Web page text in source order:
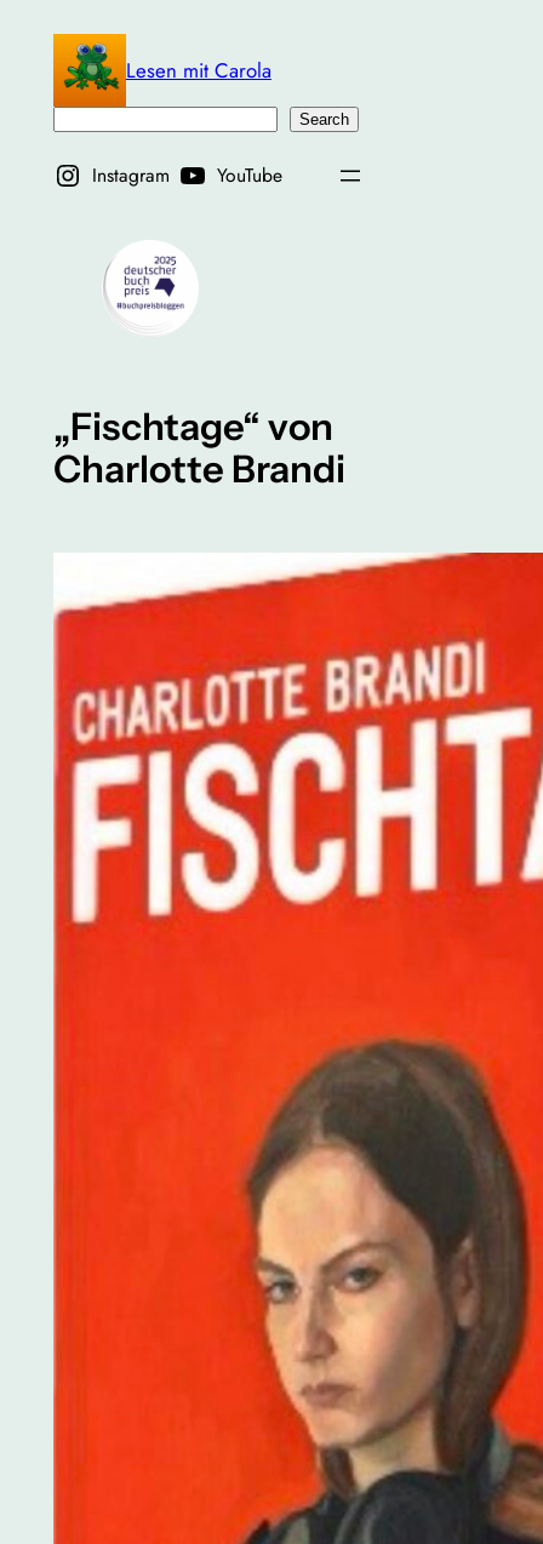
springen
Lesen mit Carola
Search
Instagram YouTube
„Fischtage“ von
Charlotte Brandi